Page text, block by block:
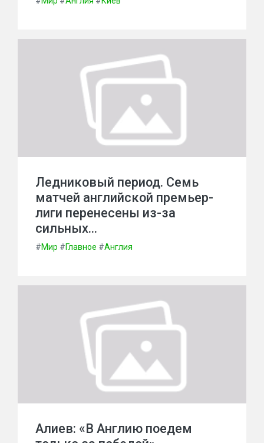
Ледниковый период. Семь
матчей английской премьер-
лиги перенесены из-за
сильных…
#Мир #Главное #Англия
Алиев: «В Англию поедем